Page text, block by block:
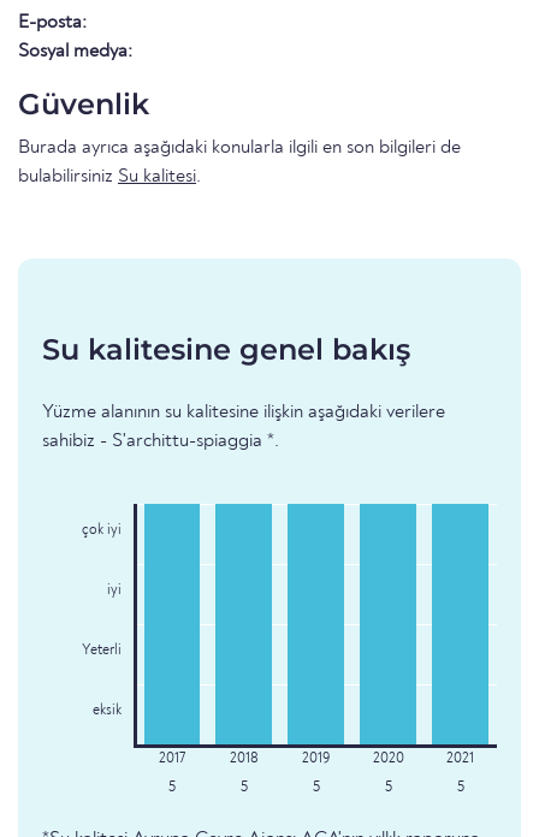
E-posta:
Sosyal medya:
Güvenlik
Burada ayrıca aşağıdaki konularla ilgili en son bilgileri de
bulabilirsiniz Su kalitesi.
Su kalitesine genel bakış
Yüzme alanının su kalitesine ilişkin aşağıdaki verilere
sahibiz - S'archittu-spiaggia *.
çok iyi
iyi
Yeterli
eksik
5 5 5 5 5